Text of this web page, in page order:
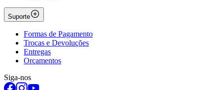
Suporte
Formas de Pagamento
Trocas e Devoluções
Entregas
Orçamentos
Siga-nos